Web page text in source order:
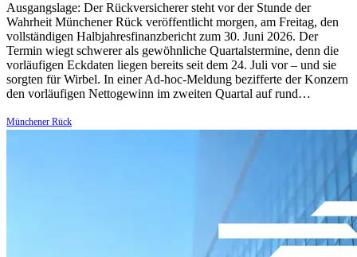
Ausgangslage: Der Rückversicherer steht vor der Stunde der
Wahrheit Münchener Rück veröffentlicht morgen, am Freitag, den
vollständigen Halbjahresfinanzbericht zum 30. Juni 2026. Der
Termin wiegt schwerer als gewöhnliche Quartalstermine, denn die
vorläufigen Eckdaten liegen bereits seit dem 24. Juli vor – und sie
sorgten für Wirbel. In einer Ad-hoc-Meldung bezifferte der Konzern
den vorläufigen Nettogewinn im zweiten Quartal auf rund…
Münchener Rück